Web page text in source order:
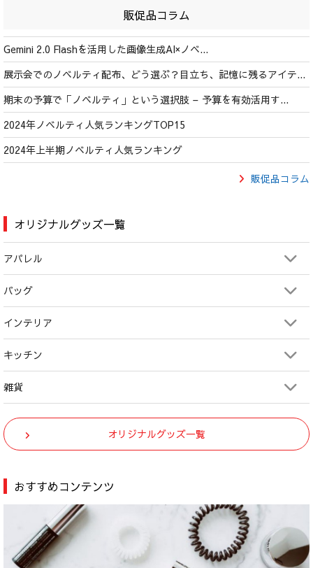
販促品コラム
Gemini 2.0 Flashを活用した画像生成AI×ノベ...
展示会でのノベルティ配布、どう選ぶ？目立ち、記憶に残るアイテ...
期末の予算で「ノベルティ」という選択肢 – 予算を有効活用す...
2024年ノベルティ人気ランキングTOP15
2024年上半期ノベルティ人気ランキング
販促品コラム
オリジナルグッズ一覧
アパレル
バッグ
インテリア
キッチン
雑貨
オリジナルグッズ一覧
おすすめコンテンツ